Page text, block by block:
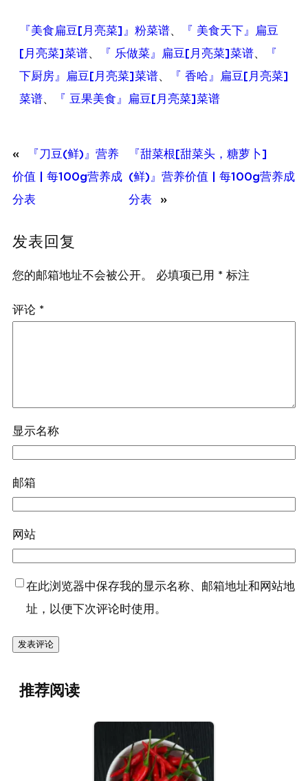
『美食扁豆[月亮菜]』粉菜谱、
『 美食天下』扁豆
[月亮菜]菜谱、 『 乐做菜』扁豆[月亮菜]菜谱、
『
下厨房』扁豆[月亮菜]菜谱、
『 香哈』扁豆[月亮菜]
菜谱、 『 豆果美食』扁豆[月亮菜]菜谱
«
『刀豆(鲜)』营养
价值 | 每100g营养成
分表
『甜菜根[甜菜头，糖萝卜]
(鲜)』营养价值 | 每100g营养成
分表
»
发表回复
您的邮箱地址不会被公开。 必填项已用 * 标注
评论 *
显示名称
邮箱
网站
在此浏览器中保存我的显示名称、邮箱地址和网站地
址，以便下次评论时使用。
推荐阅读